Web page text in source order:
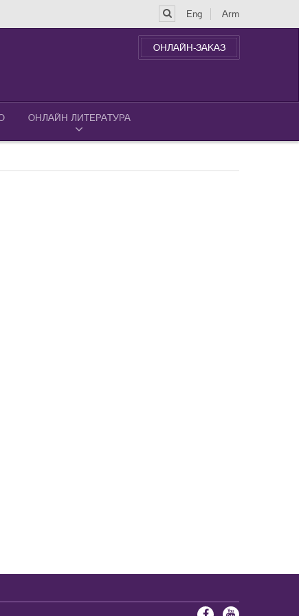
Eng Arm
ОНЛАЙН-ЗАКАЗ
ОНЛАЙН ЛИТЕРАТУРА